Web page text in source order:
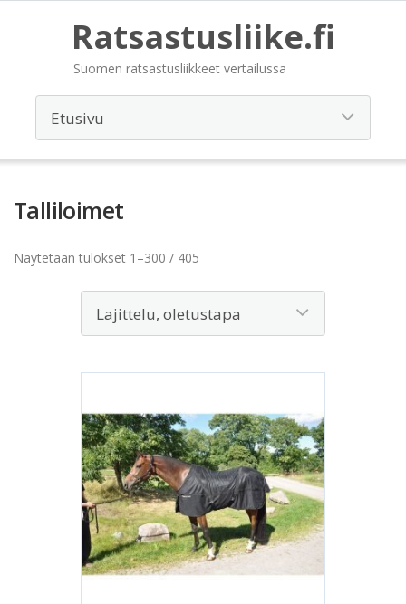
Ratsastusliike.fi
Suomen ratsastusliikkeet vertailussa
Talliloimet
Näytetään tulokset 1–300 / 405